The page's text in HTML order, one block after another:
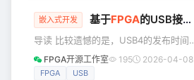
策、实时响应的边缘计算业已成为行业
的热点，得以快速发展。 支撑边缘计算
的快速演进，必然需要相应的算力器件
作为硬件平台。在这方面，开发者有多
种技术选择，其中FPGA作为一种硬件可
嵌入式开发 基于FPGA的USB接口控制器设计（附代码）
导读 比较遗憾的是，USB4的发布时间
至今暂未公布。值得注意的是，此次发
布的USB4是规范，而并非USB4.0。在
FPGA开源工作室 195 2026-04-08
FPGA USB